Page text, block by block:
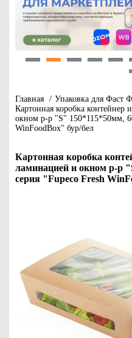
Главная / Упаковка для Фаст
Картонная коробка контейнер
окном р-р "S" 150*115*50мм,
WinFoodBox" бур/бел
Картонная коробка
ламинацией и окном р-р
серия "Fupeco Fresh